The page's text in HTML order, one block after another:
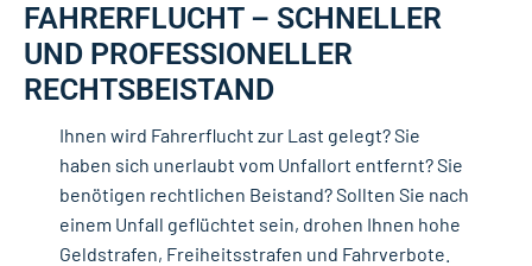
FAHRERFLUCHT – SCHNELLER
UND PROFESSIONELLER
RECHTSBEISTAND
Ihnen wird Fahrerflucht zur Last gelegt? Sie
haben sich unerlaubt vom Unfallort entfernt? Sie
benötigen rechtlichen Beistand? Sollten Sie nach
einem Unfall geflüchtet sein, drohen Ihnen hohe
Geldstrafen, Freiheitsstrafen und Fahrverbote.